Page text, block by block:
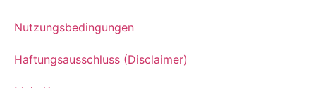
Nutzungsbedingungen
Haftungsausschluss (Disclaimer)